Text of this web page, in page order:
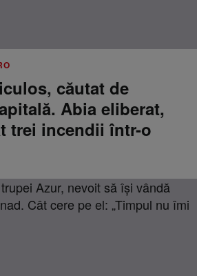
căutat de
Abia eliberat,
trei incendii într-o